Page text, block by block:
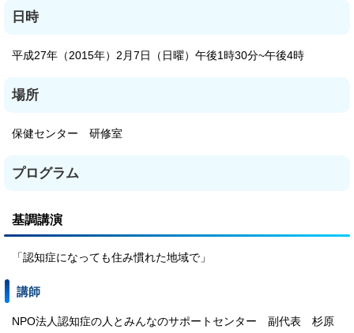
日時
平成27年（2015年）2月7日（日曜）午後1時30分~午後4時
場所
保健センター 研修室
プログラム
基調講演
「認知症になっても住み慣れた地域で」
講師
NPO法人認知症の人とみんなのサポートセンター 副代表 杉原